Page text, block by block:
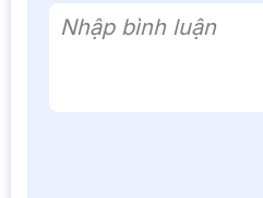
Nhập bình luận